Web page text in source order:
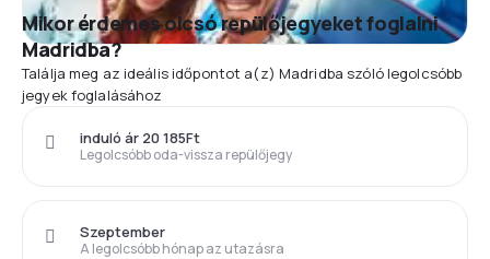
Mikor érdemes olcsó repülőjegyeket foglalni
Madridba?
Találja meg az ideális időpontot a(z) Madridba szóló legolcsóbb
jegyek foglalásához
Legolcsóbb oda-vissza repülőjegy
induló ár 20 185Ft
A legolcsóbb hónap az utazásra
Szeptember